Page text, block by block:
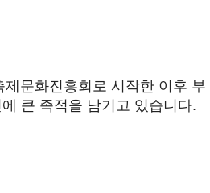
문화진흥회로 시작한 이후 부
큰 족적을 남기고 있습니다.